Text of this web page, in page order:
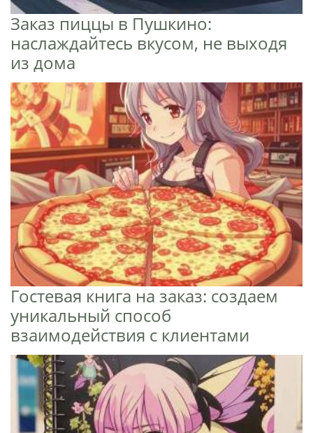
Заказ пиццы в Пушкино:
наслаждайтесь вкусом, не выходя
из дома
Гостевая книга на заказ: создаем
уникальный способ
взаимодействия с клиентами